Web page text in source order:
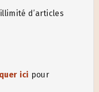
d’articles
ici pour